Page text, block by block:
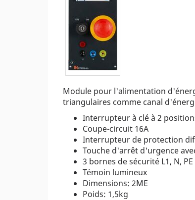
Module pour l'alimentation
triangulaires comme canal
Interrupteur à clé à 2
Coupe-circuit 16A
Interrupteur de protection
Touche d'arrêt d'urgence
3 bornes de sécurité L1, N, PE
Témoin lumineux
Dimensions: 2ME
Poids: 1,5kg